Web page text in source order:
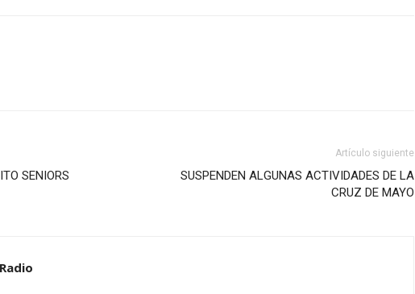
SENIORS
Artículo siguiente
SUSPENDEN ALGUNAS ACTIVIDADES DE LA
CRUZ DE MAYO